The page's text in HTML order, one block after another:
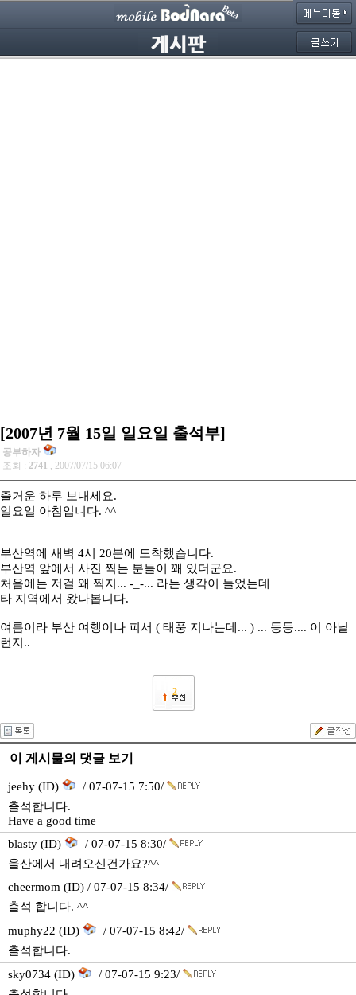
[2007년 7월 15일 일요일 출석부]
공부하자
조회 : 2741 , 2007/07/15 06:07
즐거운 하루 보내세요.
일요일 아침입니다. ^^
부산역에 새벽 4시 20분에 도착했습니다.
부산역 앞에서 사진 찍는 분들이 꽤 있더군요.
처음에는 저걸 왜 찍지... -_-... 라는 생각이 들었는데
타 지역에서 왔나봅니다.
여름이라 부산 여행이나 피서 ( 태풍 지나는데... ) ... 등등.... 이 아닐
런지..
2
이 게시물의 댓글 보기
jeehy (ID)
/ 07-07-15 7:50/
출석합니다.
Have a good time
blasty (ID)
/ 07-07-15 8:30/
울산에서 내려오신건가요?^^
cheermom (ID) / 07-07-15 8:34/
출석 합니다. ^^
muphy22 (ID)
/ 07-07-15 8:42/
출석합니다.
sky0734 (ID)
/ 07-07-15 9:23/